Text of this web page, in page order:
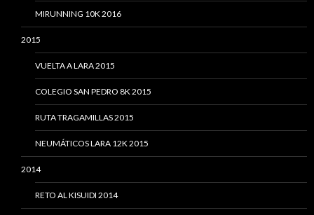
MIRUNNING 10K 2016
2015
VUELTA A LARA 2015
COLEGIO SAN PEDRO 8K 2015
RUTA TRAGAMILLAS 2015
NEUMÁTICOS LARA 12K 2015
2014
RETO AL KISUIDI 2014